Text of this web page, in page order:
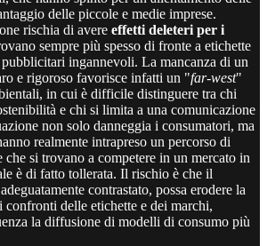
delle piccole e medie imprese.
rischia di avere effetti deleteri per i
sempre più spesso di fronte a etichette
pubblicitari ingannevoli. La mancanza di un
e rigoroso favorisce infatti un "far-west"
in cui è difficile distinguere tra chi
e chi si limita a una comunicazione
non solo danneggia i consumatori, ma
realmente intrapreso un percorso di
che si trovano a competere in un mercato in
è di fatto tollerata. Il rischio è che il
contrastato, possa erodere la
delle etichette e dei marchi,
la diffusione di modelli di consumo più